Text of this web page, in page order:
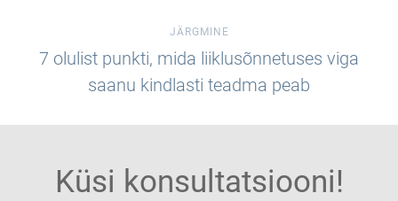
JÄRGMINE
7 olulist punkti, mida liiklusõnnetuses viga
saanu kindlasti teadma peab
Küsi konsultatsiooni!